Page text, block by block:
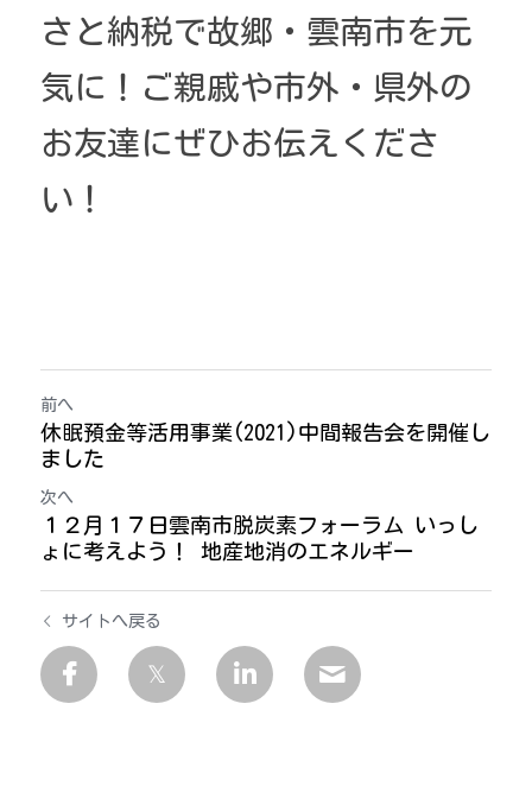
さと納税で故郷・雲南市を元
気に！ご親戚や市外・県外の
お友達にぜひお伝えくださ
い！
前へ
休眠預金等活用事業(2021)中間報告会を開催し
ました
次へ
１２月１７日雲南市脱炭素フォーラム いっし
ょに考えよう！ 地産地消のエネルギー
サイトへ戻る